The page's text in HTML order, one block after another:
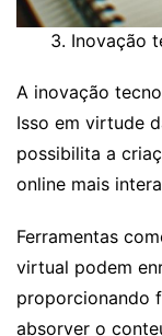
Inovação
A inovação
Isso em virtude
possibilita a
online mais
Ferramentas
virtual podem
proporcionando
absorver o